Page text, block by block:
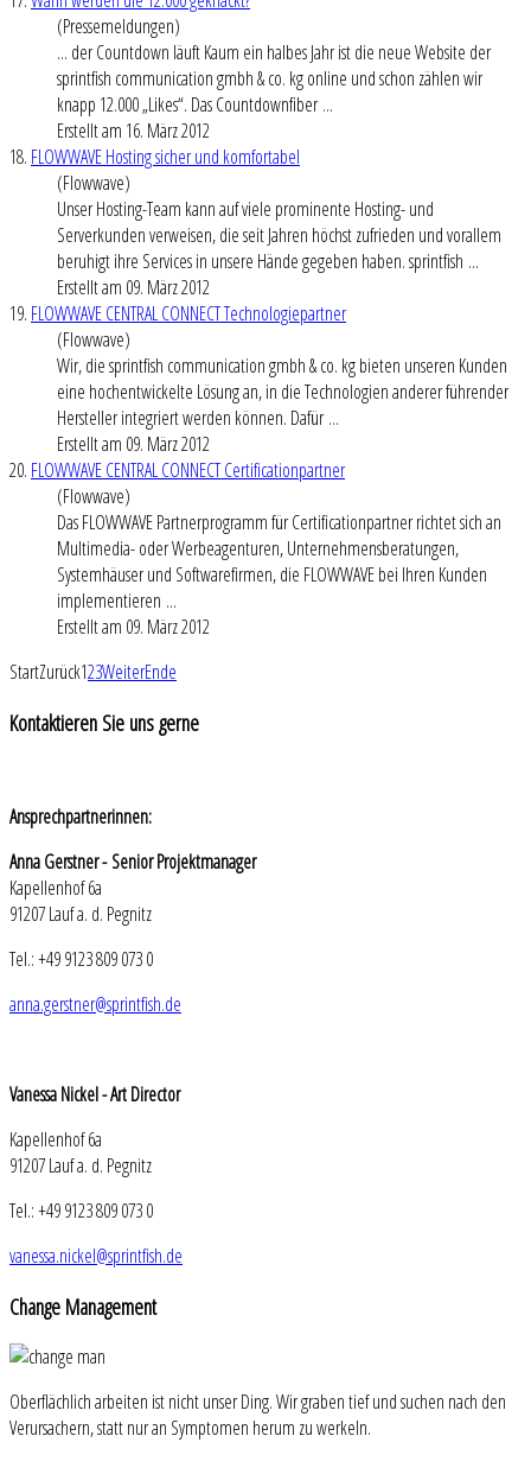
(Pressemeldungen)
... der Countdown läuft Kaum ein halbes Jahr ist die neue Website der
sprintfish communication gmbh & co. kg online und schon zählen wir
knapp 12.000 „Likes“. Das Countdownfiber ...
Erstellt am 16. März 2012
18. FLOWWAVE Hosting sicher und komfortabel
(Flowwave)
Unser Hosting-Team kann auf viele prominente Hosting- und
Serverkunden verweisen, die seit Jahren höchst zufrieden und vorallem
beruhigt ihre Services in unsere Hände gegeben haben. sprintfish ...
Erstellt am 09. März 2012
19. FLOWWAVE CENTRAL CONNECT Technologiepartner
(Flowwave)
Wir, die sprintfish communication gmbh & co. kg bieten unseren Kunden
eine hochentwickelte Lösung an, in die Technologien anderer führender
Hersteller integriert werden können. Dafür ...
Erstellt am 09. März 2012
20. FLOWWAVE CENTRAL CONNECT Certificationpartner
(Flowwave)
Das FLOWWAVE Partnerprogramm für Certificationpartner richtet sich an
Multimedia- oder Werbeagenturen, Unternehmensberatungen,
Systemhäuser und Softwarefirmen, die FLOWWAVE bei Ihren Kunden
implementieren ...
Erstellt am 09. März 2012
StartZurück123WeiterEnde
Kontaktieren Sie uns gerne
Ansprechpartnerinnen:
Anna Gerstner - Senior Projektmanager
Kapellenhof 6a
91207 Lauf a. d. Pegnitz
Tel.: +49 9123 809 073 0
anna.gerstner@sprintfish.de
Vanessa Nickel - Art Director
Kapellenhof 6a
91207 Lauf a. d. Pegnitz
Tel.: +49 9123 809 073 0
vanessa.nickel@sprintfish.de
Change Management
Oberflächlich arbeiten ist nicht unser Ding. Wir graben tief und suchen nach den
Verursachern, statt nur an Symptomen herum zu werkeln.